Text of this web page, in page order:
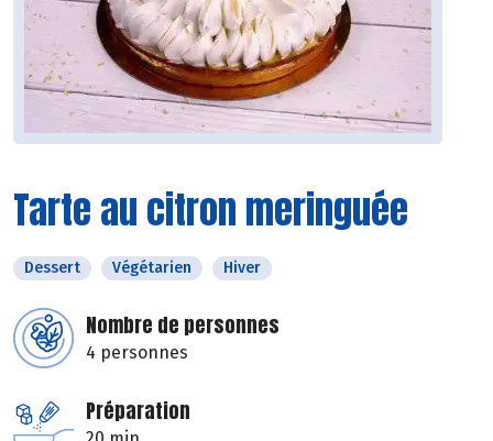
Tarte au citron meringuée
Dessert Végétarien Hiver
Nombre de personnes
4 personnes
Préparation